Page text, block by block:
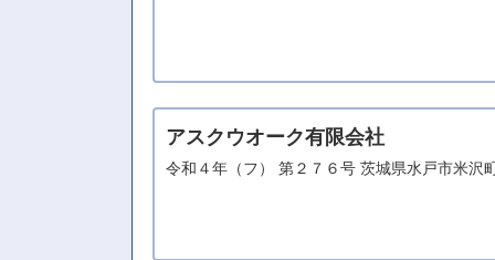
アスクウオーク有限会社
令和４年（フ） 第２７６号 茨城県水戸市米